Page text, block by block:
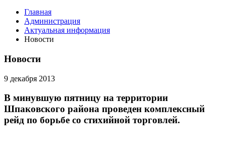
Главная
Администрация
Актуальная информация
Новости
Новости
9 декабря 2013
В минувшую пятницу на территории
Шпаковского района проведен комплексный
рейд по борьбе со стихийной торговлей.